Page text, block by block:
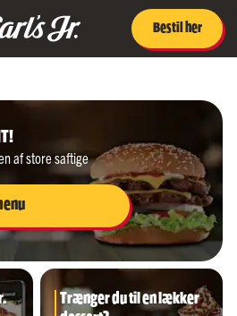
Bestil her
af store saftige
Trænger du til en lækker